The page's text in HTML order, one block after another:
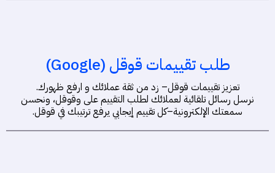
طلب تقييمات قوقل (Google)
تعزيز تقييمات قوقل– زد من ثقة عملائك و ارفع ظهورك.
نرسل رسائل تلقائية لعملائك لطلب التقييم على وقوقل، ونحسن
سمعتك الإلكترونية–كل تقييم إيجابي يرفع ترتيبك في قوقل.